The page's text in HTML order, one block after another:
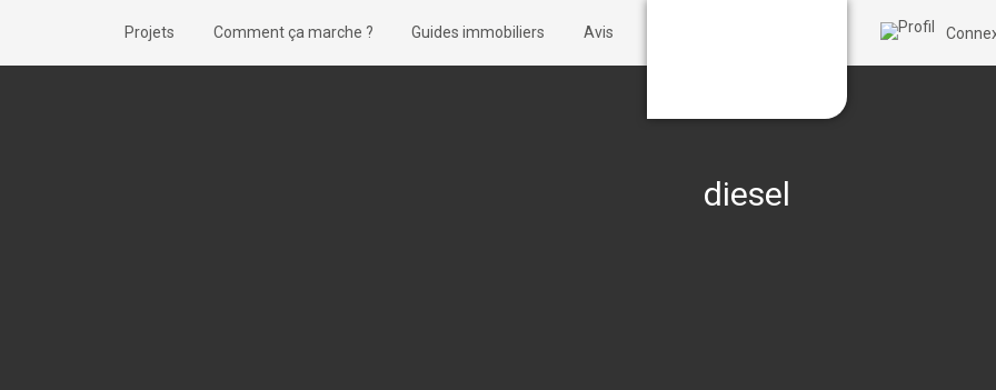
Projets Comment ça marche ? Guides immobiliers Avis
diesel